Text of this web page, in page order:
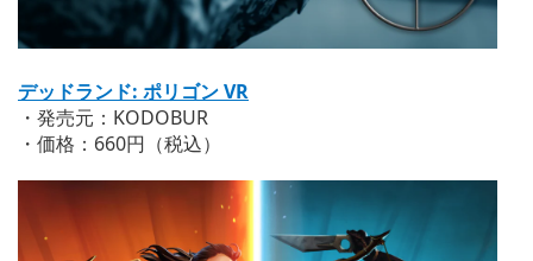
デッドランド: ポリゴン VR
・発売元：KODOBUR
・価格：660円（税込）